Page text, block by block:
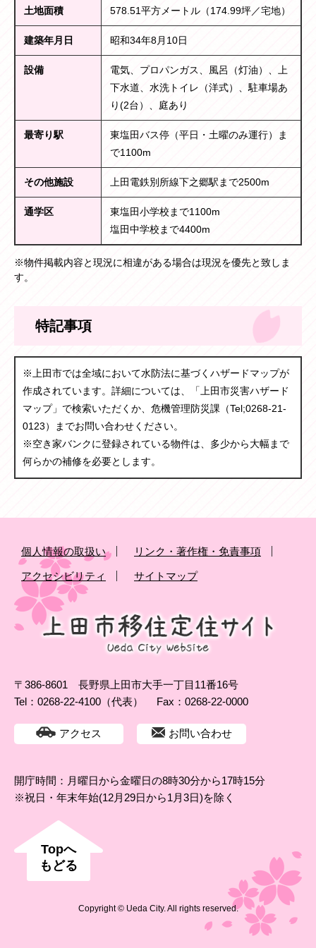
土地面積 578.51平方メートル（174.99坪／宅地）
建築年月日 昭和34年8月10日
設備
電気、プロパンガス、風呂（灯油）、上
下水道、水洗トイレ（洋式）、駐車場あ
り(2台）、庭あり
最寄り駅
東塩田バス停（平日・土曜のみ運行）ま
で1100m
その他施設 上田電鉄別所線下之郷駅まで2500m
通学区
東塩田小学校まで1100m
塩田中学校まで4400m
※物件掲載内容と現況に相違がある場合は現況を優先と致しま
す。
特記事項
※上田市では全域において水防法に基づくハザードマップが
作成されています。詳細については、「上田市災害ハザード
マップ」で検索いただくか、危機管理防災課（Tel;0268-21-
0123）までお問い合わせください。
※空き家バンクに登録されている物件は、多少から大幅まで
何らかの補修を必要とします。
Topへ
もどる
個人情報の取扱い リンク・著作権・免責事項
アクセシビリティ サイトマップ
〒386-8601 長野県上田市大手一丁目11番16号
Tel：0268-22-4100（代表）
Fax：0268-22-0000
アクセス お問い合わせ
開庁時間：月曜日から金曜日の8時30分から17時15分
※祝日・年末年始(12月29日から1月3日)を除く
Copyright © Ueda City. All rights reserved.